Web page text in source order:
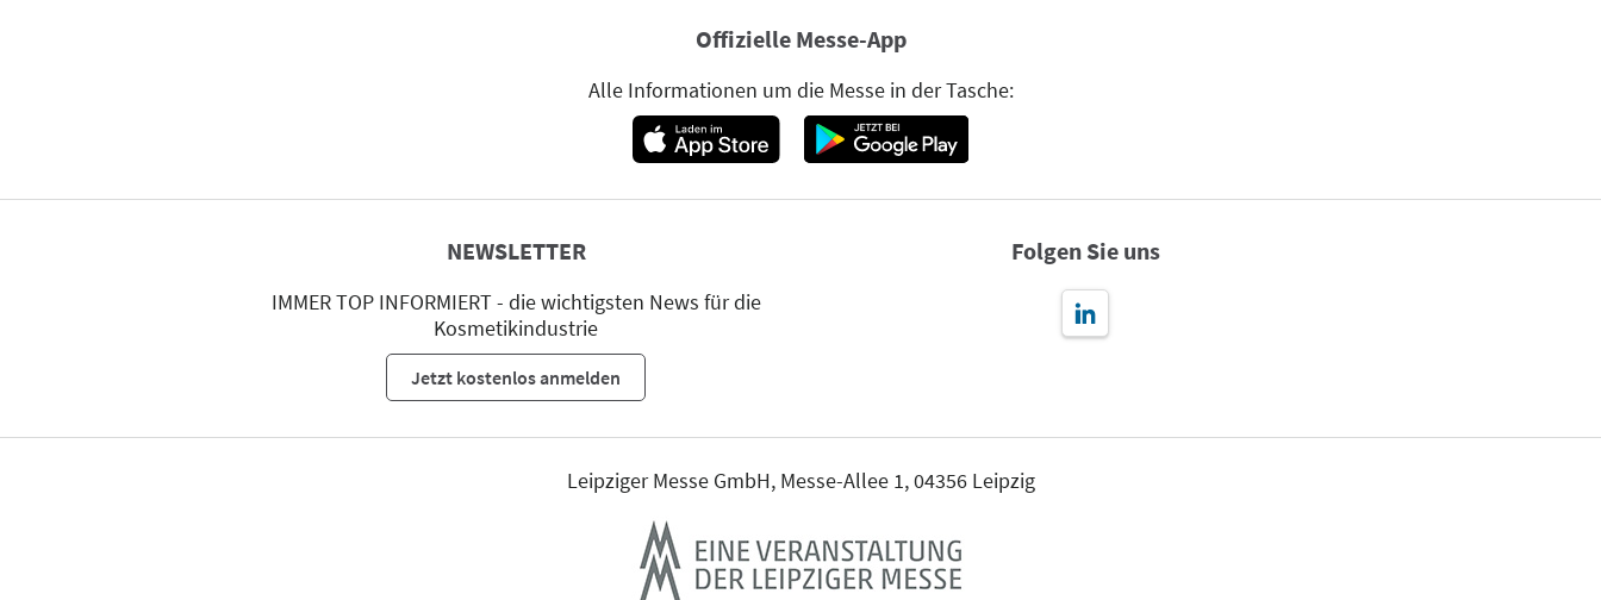
Offizielle Messe-App
Alle Informationen um die Messe in der Tasche:
NEWSLETTER
IMMER TOP INFORMIERT - die wichtigsten News für die
Kosmetikindustrie
Jetzt kostenlos anmelden
Folgen Sie uns
Leipziger Messe GmbH, Messe-Allee 1, 04356 Leipzig